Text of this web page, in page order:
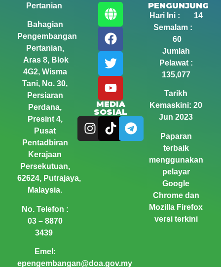
Pertanian
Bahagian
Pengembangan
Pertanian,
Aras 8, Blok
4G2, Wisma
Tani, No. 30,
Persiaran
Perdana,
Presint 4,
Pusat
Pentadbiran
Kerajaan
Persekutuan,
62624, Putrajaya,
Malaysia.
No. Telefon :
03 – 8870
3439
Emel:
epengembangan@doa.gov.my
MEDIA
SOSIAL
PENGUNJUNG
Hari Ini : 14
Semalam :
60
Jumlah
Pelawat :
135,077
Tarikh
Kemaskini: 20
Jun 2023
Paparan
terbaik
menggunakan
pelayar
Google
Chrome dan
Mozilla Firefox
versi terkini